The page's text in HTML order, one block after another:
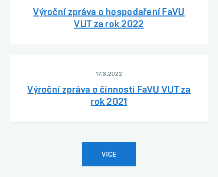
Výroční zpráva o hospodaření FaVU
VUT za rok 2022
17.3.2022
Výroční zpráva o činnosti FaVU VUT za
rok 2021
VÍCE